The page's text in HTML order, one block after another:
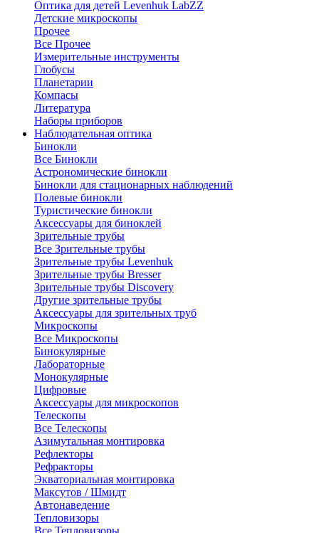
Оптика для детей Levenhuk LabZZ
Детские микроскопы
Прочее
Все Прочее
Измерительные инструменты
Глобусы
Планетарии
Компасы
Литература
Наборы приборов
Наблюдательная оптика
Бинокли
Все Бинокли
Астрономические бинокли
Бинокли для стационарных наблюдений
Полевые бинокли
Туристические бинокли
Аксессуары для биноклей
Зрительные трубы
Все Зрительные трубы
Зрительные трубы Levenhuk
Зрительные трубы Bresser
Зрительные трубы Discovery
Другие зрительные трубы
Аксессуары для зрительных труб
Микроскопы
Все Микроскопы
Бинокулярные
Лабораторные
Монокулярные
Цифровые
Аксессуары для микроскопов
Телескопы
Все Телескопы
Азимутальная монтировка
Рефлекторы
Рефракторы
Экваториальная монтировка
Максутов / Шмидт
Автонаведение
Тепловизоры
Все Тепловизоры